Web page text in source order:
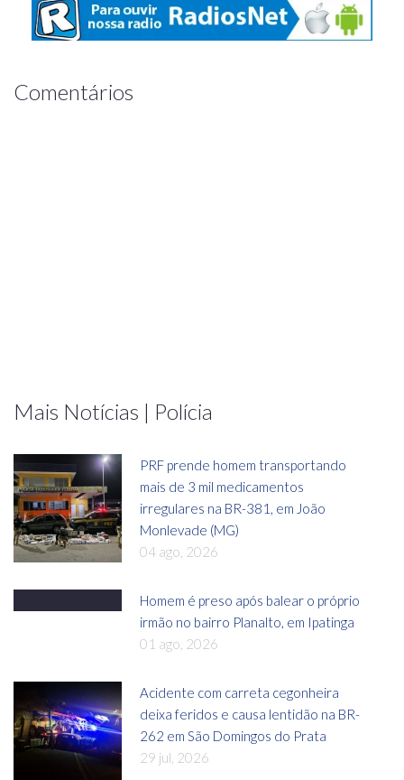
Comentários
Mais Notícias | Polícia
PRF prende homem transportando
mais de 3 mil medicamentos
irregulares na BR-381, em João
Monlevade (MG)
04 ago, 2026
Homem é preso após balear o próprio
irmão no bairro Planalto, em Ipatinga
01 ago, 2026
Acidente com carreta cegonheira
deixa feridos e causa lentidão na BR-
262 em São Domingos do Prata
29 jul, 2026